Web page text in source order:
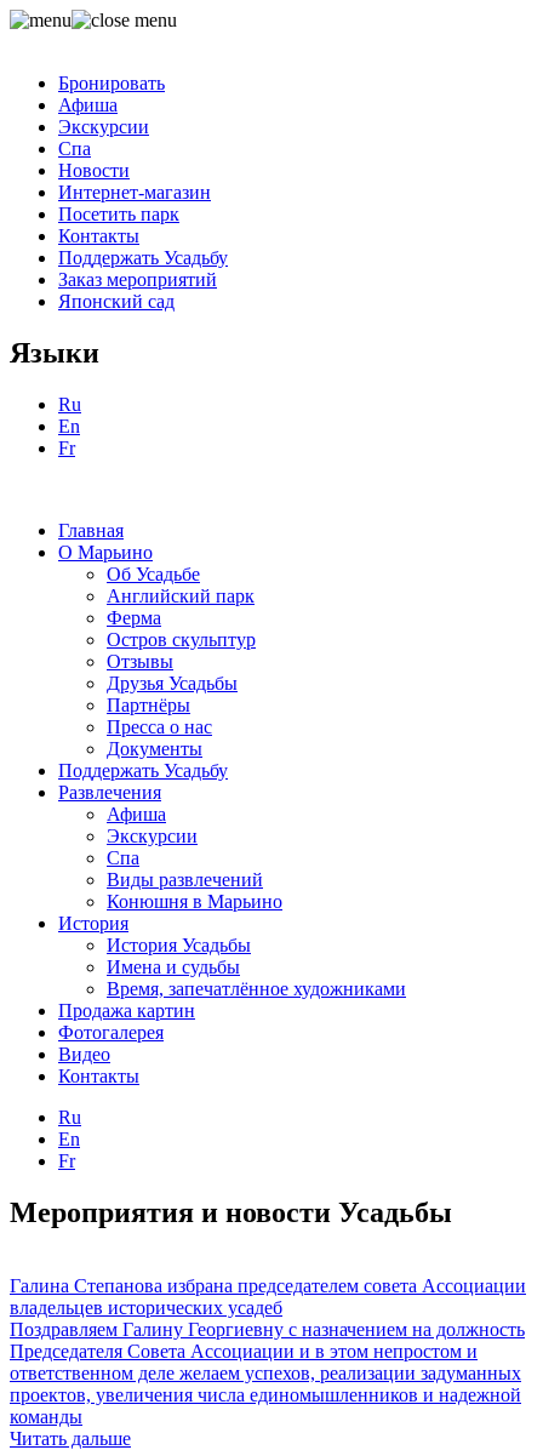
Бронировать
Афиша
Экскурсии
Спа
Новости
Интернет-магазин
Посетить парк
Контакты
Поддержать Усадьбу
Заказ мероприятий
Японский сад
Языки
Ru
En
Fr
Главная
О Марьино
Об Усадьбе
Английский парк
Ферма
Остров скульптур
Отзывы
Друзья Усадьбы
Партнёры
Пресса о нас
Документы
Поддержать Усадьбу
Развлечения
Афиша
Экскурсии
Спа
Виды развлечений
Конюшня в Марьино
История
История Усадьбы
Имена и судьбы
Время, запечатлённое художниками
Продажа картин
Фотогалерея
Видео
Контакты
Ru
En
Fr
Мероприятия и новости Усадьбы
Галина Степанова избрана председателем совета Ассоциации
владельцев исторических усадеб
Поздравляем Галину Георгиевну с назначением на должность
Председателя Совета Ассоциации и в этом непростом и
ответственном деле желаем успехов, реализации задуманных
проектов, увеличения числа единомышленников и надежной
команды
Читать дальше